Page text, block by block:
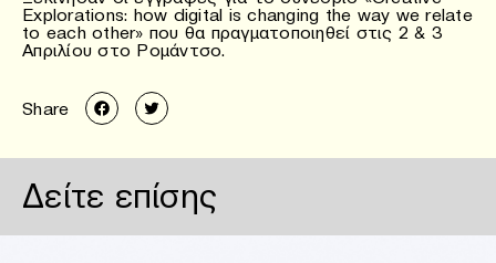
Explorations: how digital is changing the way we relate
to each other» που θα πραγματοποιηθεί στις 2 & 3
Απριλίου στο Ρομάντσο.
Share
Δείτε επίσης